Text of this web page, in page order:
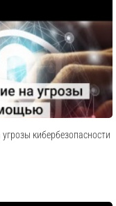
кибербезопасности